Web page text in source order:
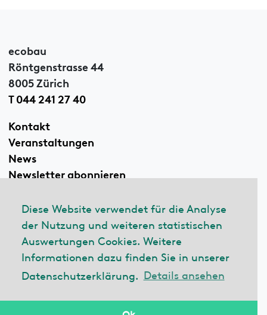
Diese Website verwendet für die Analyse
der Nutzung und weiteren statistischen
Auswertungen Cookies. Weitere
Informationen dazu finden Sie in unserer
Datenschutzerklärung. Details ansehen
ecobau
Röntgenstrasse 44
8005 Zürich
T 044 241 27 40
Kontakt
Veranstaltungen
News
Newsletter abonnieren
Linkedin
© 2026 ecobau